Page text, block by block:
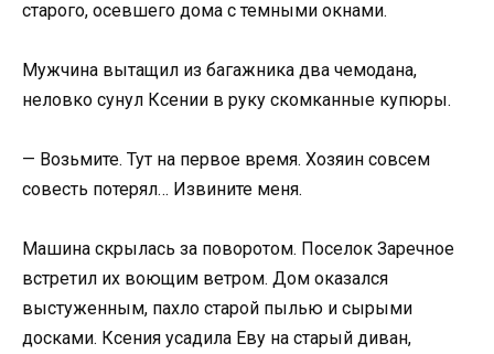
старого, осевшего дома с темными окнами.
Мужчина вытащил из багажника два чемодана,
неловко сунул Ксении в руку скомканные купюры.
— Возьмите. Тут на первое время. Хозяин совсем
совесть потерял… Извините меня.
Машина скрылась за поворотом. Поселок Заречное
встретил их воющим ветром. Дом оказался
выстуженным, пахло старой пылью и сырыми
досками. Ксения усадила Еву на старый диван,